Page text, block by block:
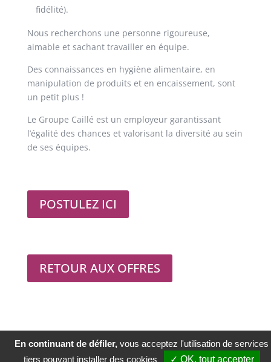
fidélité).
Nous recherchons une personne rigoureuse,
aimable et sachant travailler en équipe.
Des connaissances en hygiène alimentaire, en
manipulation de produits et en encaissement, sont
un petit plus !
Le Groupe Caillé est un employeur garantissant
l’égalité des chances et valorisant la diversité au sein
de ses équipes.
POSTULEZ ICI
RETOUR AUX OFFRES
© Copyright Groupe Caillé 2020
Mentions légales
En continuant de défiler, vous acceptez l'utilisation de services
tiers pouvant installer des cookies
✓ OK, tout accepter